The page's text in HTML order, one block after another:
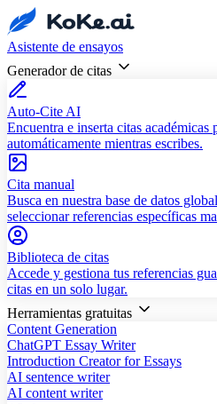
Asistente de ensayos
Generador de citas
Auto-Cite AI
Encuentra e inserta citas académicas
automáticamente mientras escribes.
Cita manual
Busca en nuestra base de datos
seleccionar referencias específicas
Biblioteca de citas
Accede y gestiona tus referencias
citas en un solo lugar.
Herramientas gratuitas
Content Generation
ChatGPT Essay Writer
Introduction Creator for Essays
AI sentence writer
AI content writer